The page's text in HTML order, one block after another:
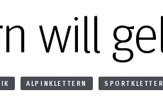
will
ALPINKLETTERN